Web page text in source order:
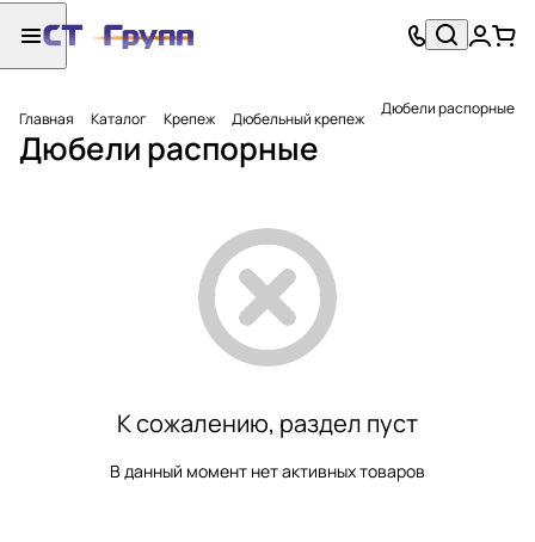
Главная Каталог Крепеж Дюбельный крепеж Дюбели распорные
Дюбели распорные
К сожалению, раздел пуст
В данный момент нет активных товаров